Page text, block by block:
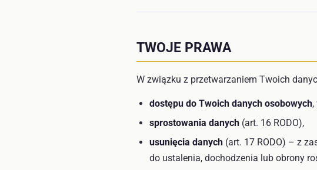
TWOJE PRAWA
W związku z przetwarzaniem Twoich
dostępu do Twoich danych osobowych
sprostowania danych (art. 16 RODO),
usunięcia danych (art. 17 RODO) – z
do ustalenia, dochodzenia lub obrony